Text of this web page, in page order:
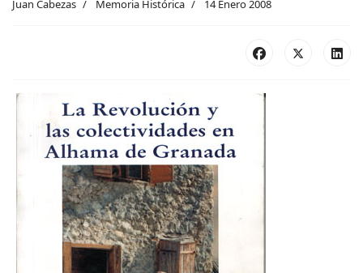
Juan Cabezas Memoria Histórica 14 Enero 2008